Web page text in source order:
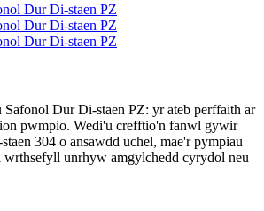
Dur Di-staen PZ: yr ateb perffaith ar
pwmpio. Wedi'u crefftio'n fanwl gywir
304 o ansawdd uchel, mae'r pympiau
unrhyw amgylchedd cyrydol neu